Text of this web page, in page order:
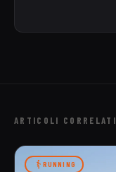
ARTICOLI CORRELATI
RUNNING